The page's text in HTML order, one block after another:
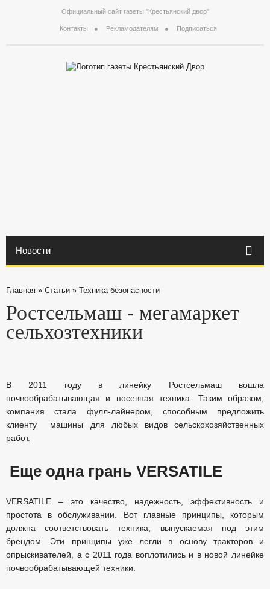
Официальный сайт газеты "Крестьянский двор"
Контакты Рекламодателям Подписаться
Новости
Главная » Статьи » Техника безопасности
Ростсельмаш - мегамаркет
сельхозтехники
В 2011 году в линейку Ростсельмаш вошла
почвообрабатывающая и посевная техника. Таким образом,
компания стала фулл-лайнером, способным предложить
клиенту машины для любых видов сельскохозяйственных
работ.
Еще одна грань VERSATILE
VERSATILE – это качество, надежность, эффективность и
простота в обслуживании. Вот главные принципы, которым
должна соответствовать техника, выпускаемая под этим
брендом. Эти принципы уже легли в основу тракторов и
опрыскивателей, а с 2011 года воплотились и в новой линейке
почвообрабатывающей техники.